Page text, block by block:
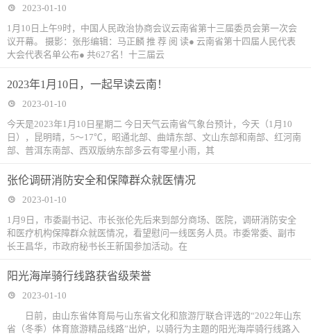
2023-01-10
1月10日上午9时，中国人民政治协商会议云南省第十三届委员会第一次会
议开幕。 摄影：张彤编辑：马正麟 推 荐 阅 读● 云南省第十四届人民代表
大会代表名单公布● 共627名！十三届云
2023年1月10日，一起早读云南！
2023-01-10
今天是2023年1月10日星期二 今日天气云南省气象台预计，今天（1月10
日），昆明晴，5～17℃，昭通北部、曲靖东部、文山东部和南部、红河南
部、普洱东南部、西双版纳东部多云有零星小雨，其
张伦调研消防安全和保障群众就医情况
2023-01-10
1月9日，市委副书记、市长张伦先后来到部分商场、医院，调研消防安全
和医疗机构保障群众就医情况，看望慰问一线医务人员。市委常委、副市
长王昌华，市政府秘书长王新国参加活动。在
阳光海岸骑行线路获省级荣誉
2023-01-10
日前，由山东省体育局与山东省文化和旅游厅联合评选的“2022年山东
省（冬季）体育旅游精品线路”出炉，以骑行为主题的阳光海岸骑行线路入